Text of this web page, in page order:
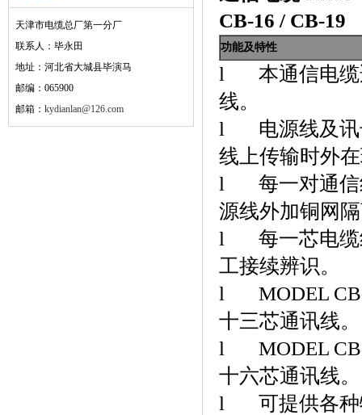
天津市电缆总厂第一分厂
联系人：毕永田
地址：河北省大城县毕演马
邮编：065900
邮箱： kydianlan@126.com
CB-16 / CB-19
功能及特性
l
本通信电
线。
l
电源线及
线上传输时外
l
每一对通
源线外加铜网
l
每一芯电
工接续辨识。
l
MODEL
十三芯通讯线。
l
MODEL
十六芯通讯线。
l
可提供各